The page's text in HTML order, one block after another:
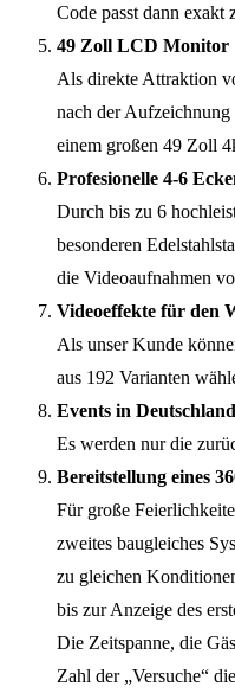
Code passt dann exakt
49 Zoll LCD Monitor
Als direkte Attraktion
nach der
einem großen 49 Zoll
Profesionelle 4-6
Durch bis zu 6
besonderen
die Videoaufnahmen
Videoeffekte für den
Als unser Kunde
aus 192 Varianten
Events in Deutschland
Es werden nur die
Bereitstellung eines
Für große
zweites baugleiches
zu gleichen
bis zur Anzeige des
Die Zeitspanne, die
Zahl der „Versuche“